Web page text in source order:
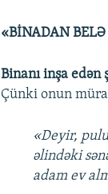
«BİNADAN
Binanı inşa edən
Çünki onun
«Deyir,
əlindəki
adam ev